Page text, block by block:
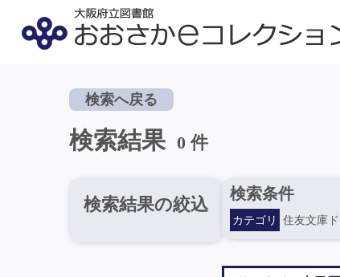
検索へ戻る
検索結果 0 件
検索結果の絞込
検索条件
カテゴリ 住友文庫